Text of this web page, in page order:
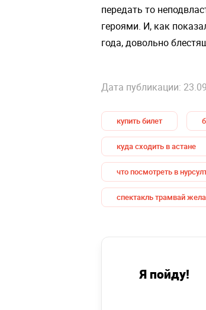
передать то
героями. И, как
года, довольно
Дата публикации:
купить билет
куда сходить в астане
что посмотреть в
спектакль трамвай
Я пойду!